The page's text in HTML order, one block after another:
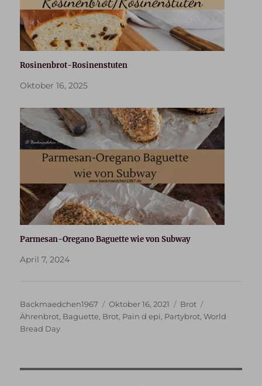
Rosinenbrot-Rosinenstuten
Oktober 16, 2025
Parmesan-Oregano Baguette wie von Subway
April 7, 2024
Autor
Backmaedchen1967
Veröffentlicht
am
Oktober 16, 2021 Kategorien
Brot
Ährenbrot, Baguette, Brot, Pain d epi, Partybrot,World
Bread Day